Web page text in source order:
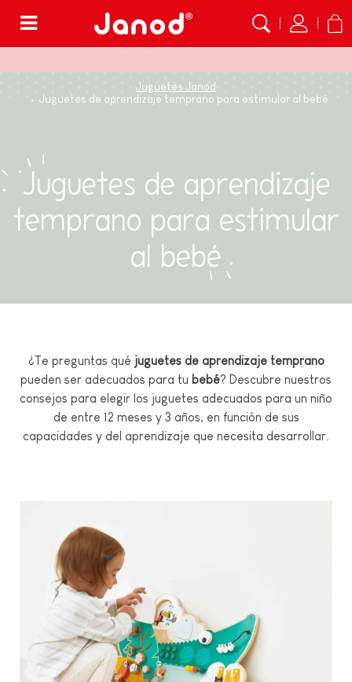
Juguetes Janod
Juguetes de aprendizaje temprano para estimular al bebé
Juguetes de aprendizaje
temprano para estimular
al bebé
¿Te preguntas qué juguetes de aprendizaje temprano
pueden ser adecuados para tu bebé? Descubre nuestros
consejos para elegir los juguetes adecuados para un niño
de entre 12 meses y 3 años, en función de sus
capacidades y del aprendizaje que necesita desarrollar.